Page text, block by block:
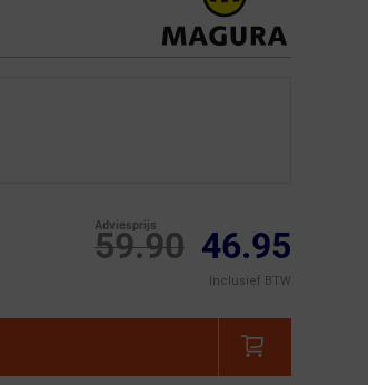
59.90
Adviesprijs 46.95
Inclusief BTW